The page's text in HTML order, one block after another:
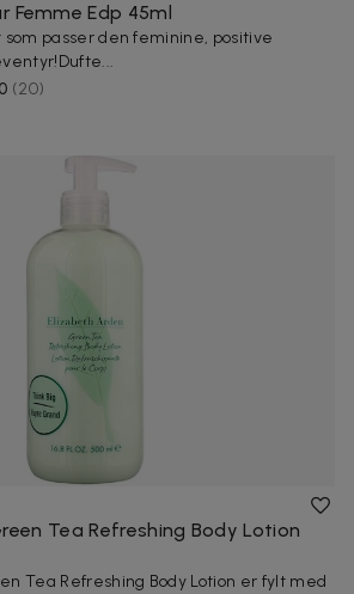
Femme Edp 45ml
som passer den feminine, positive
(20)
Tea Refreshing Body Lotion
Tea Refreshing Body Lotion er fylt med